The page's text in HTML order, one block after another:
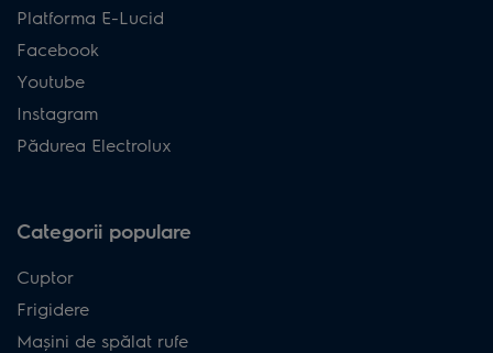
Platforma E-Lucid
Facebook
Youtube
Instagram
Pădurea Electrolux
Categorii populare
Cuptor
Frigidere
Mașini de spălat rufe